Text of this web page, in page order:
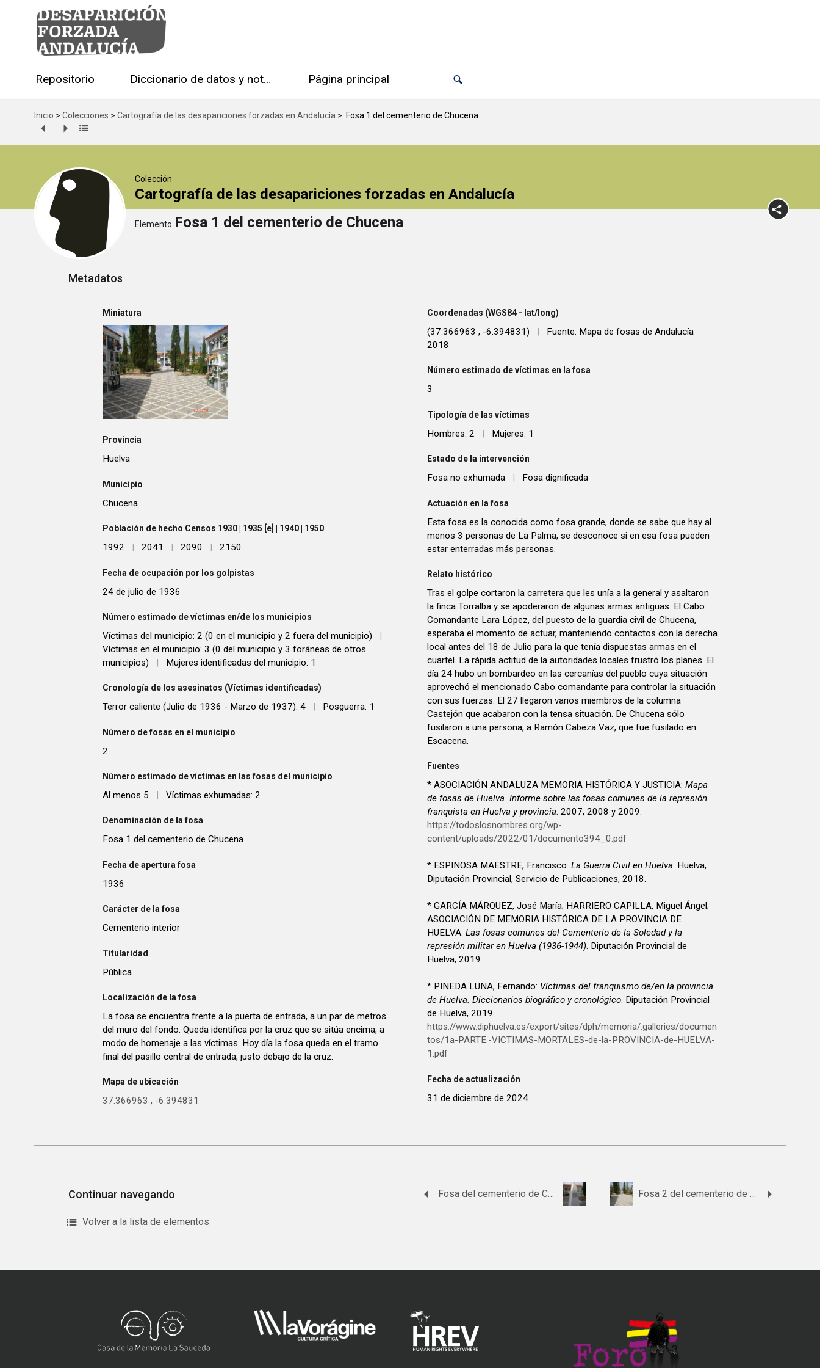
Repositorio Diccionario de datos y notas técnicas Página principal
Inicio > Colecciones > Cartografía de las desapariciones forzadas en Andalucía > Fosa 1 del cementerio de Chucena
Colección
Cartografía de las desapariciones forzadas en Andalucía
Elemento Fosa 1 del cementerio de Chucena
Metadatos
Miniatura
Provincia
Huelva
Municipio
Chucena
Población de hecho Censos 1930 | 1935 [e] | 1940 | 1950
1992 | 2041 | 2090 | 2150
Fecha de ocupación por los golpistas
24 de julio de 1936
Número estimado de víctimas en/de los municipios
Víctimas del municipio: 2 (0 en el municipio y 2 fuera del municipio)
|
Víctimas en el municipio: 3 (0 del municipio y 3 foráneas de otros
municipios)
| Mujeres identificadas del municipio: 1
Cronología de los asesinatos (Víctimas identificadas)
Terror caliente (Julio de 1936 - Marzo de 1937): 4 Posguerra: 1
Número de fosas en el municipio
2
Número estimado de víctimas en las fosas del municipio
Al menos 5 | Víctimas exhumadas: 2
Denominación de la fosa
Fosa 1 del cementerio de Chucena
Fecha de apertura fosa
1936
Carácter de la fosa
Cementerio interior
Titularidad
Pública
Localización de la fosa
La fosa se encuentra frente a la puerta de entrada, a un par de metros
del muro del fondo. Queda identifica por la cruz que se sitúa encima, a
modo de homenaje a las víctimas. Hoy día la fosa queda en el tramo
final del pasillo central de entrada, justo debajo de la cruz.
Mapa de ubicación
37.366963 , -6.394831
Coordenadas (WGS84 - lat/long)
(37.366963 , -6.394831) |
Fuente: Mapa de fosas de Andalucía
2018
Número estimado de víctimas en la fosa
3
Tipología de las víctimas
Hombres: 2 | Mujeres: 1
Estado de la intervención
Fosa no exhumada | Fosa dignificada
Actuación en la fosa
Esta fosa es la conocida como fosa grande, donde se sabe que hay al
menos 3 personas de La Palma, se desconoce si en esa fosa pueden
estar enterradas más personas.
Relato histórico
Tras el golpe cortaron la carretera que les unía a la general y asaltaron
la finca Torralba y se apoderaron de algunas armas antiguas. El Cabo
Comandante Lara López, del puesto de la guardia civil de Chucena,
esperaba el momento de actuar, manteniendo contactos con la derecha
local antes del 18 de Julio para la que tenía dispuestas armas en el
cuartel. La rápida actitud de la autoridades locales frustró los planes. El
día 24 hubo un bombardeo en las cercanías del pueblo cuya situación
aprovechó el mencionado Cabo comandante para controlar la situación
con sus fuerzas. El 27 llegaron varios miembros de la columna
Castejón que acabaron con la tensa situación. De Chucena sólo
fusilaron a una persona, a Ramón Cabeza Vaz, que fue fusilado en
Escacena.
Fuentes
* ASOCIACIÓN ANDALUZA MEMORIA HISTÓRICA Y JUSTICIA: Mapa
de fosas de Huelva. Informe sobre las fosas comunes de la represión
franquista en Huelva y provincia. 2007, 2008 y 2009.
https://todoslosnombres.org/wp-
content/uploads/2022/01/documento394_0.pdf
* ESPINOSA MAESTRE, Francisco: La Guerra Civil en Huelva. Huelva,
Diputación Provincial, Servicio de Publicaciones, 2018.
* GARCÍA MÁRQUEZ, José María; HARRIERO CAPILLA, Miguel Ángel;
ASOCIACIÓN DE MEMORIA HISTÓRICA DE LA PROVINCIA DE
HUELVA: Las fosas comunes del Cementerio de la Soledad y la
represión militar en Huelva (1936-1944). Diputación Provincial de
Huelva, 2019.
* PINEDA LUNA, Fernando: Víctimas del franquismo de/en la provincia
de Huelva. Diccionarios biográfico y cronológico. Diputación Provincial
de Huelva, 2019.
https://www.diphuelva.es/export/sites/dph/memoria/.galleries/documen
tos/1a-PARTE.-VICTIMAS-MORTALES-de-la-PROVINCIA-de-HUELVA-
1.pdf
Fecha de actualización
31 de diciembre de 2024
Continuar navegando Fosa del cementerio de Corteconcepción Fosa 2 del cementerio de Chucena
Volver a la lista de elementos